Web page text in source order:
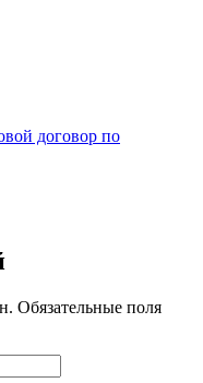
договор по
Обязательные поля